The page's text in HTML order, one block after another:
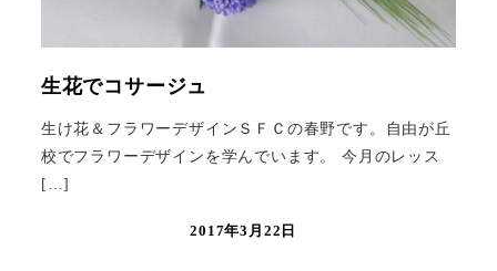
生花でコサージュ
生け花＆フラワーデザインＳＦＣの春野です。自由が丘
校でフラワーデザインを学んでいます。 今月のレッス
[…]
2017年3月22日